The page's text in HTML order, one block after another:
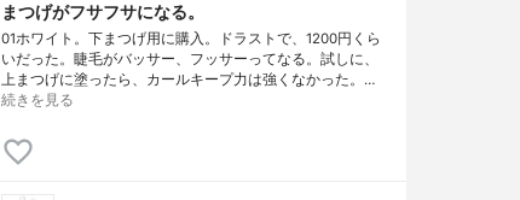
まつげがフサフサになる。
01ホワイト。下まつげ用に購入。ドラストで、1200円くら
いだった。睫毛がバッサー、フッサーってなる。試しに、
上まつげに塗ったら、カールキープ力は強くなかった。…
続きを見る